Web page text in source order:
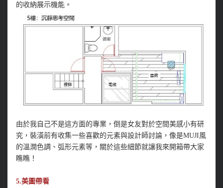
的收納展示機能。
由於我自己不是這方面的專業，倒是女友對於空間美感小有研
究，裝潢前有收集一些喜歡的元素與設計師討論，像是MUJI風
的溫潤色調、弧形元素等，關於這些細節就讓我來開箱帶大家
瞧瞧！
5.美圖帶看